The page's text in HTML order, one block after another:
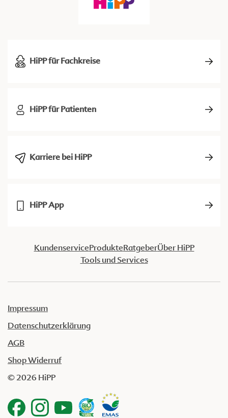
HiPP für Fachkreise
HiPP für Patienten
Karriere bei HiPP
HiPP App
KundenserviceProdukteRatgeberÜber HiPP
Tools und Services
Impressum
Datenschutzerklärung
AGB
Shop Widerruf
© 2026 HiPP